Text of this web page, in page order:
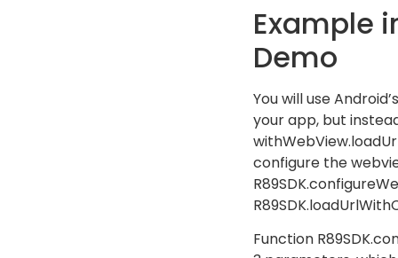
Example
Demo
You will use
your app, but
with
configure the
Function